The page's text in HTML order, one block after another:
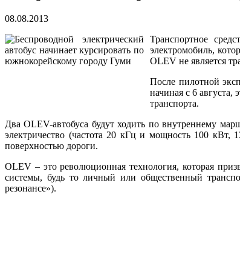
08.08.2013
Транспортное
электромобиль,
OLEV не является
После пилотной
начиная с 6
транспорта.
Два OLEV-автобуса будут ходить по внутреннему
электричество (частота 20 кГц и мощность 100
поверхностью дороги.
OLEV – это революционная технология, которая
системы, будь то личный или общественный
резонансе»).